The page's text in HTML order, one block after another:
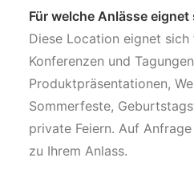
Für welche Anlässe
Diese Location eignet sich
Konferenzen und
Produktpräsentationen,
Sommerfeste,
private Feiern. Auf
zu Ihrem Anlass.